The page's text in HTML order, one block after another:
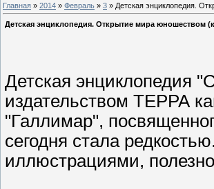
Главная » 2014 » Февраль » 3 » Детская энциклопедия.
Детская энциклопедия. Открытие мира юношеством
Детская энциклопедия
издательством ТЕРРА
"Галлимар",
сегодня стала
иллюстрациями,